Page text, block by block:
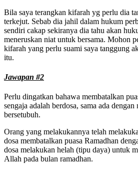
Bila saya terangkan kifarah yg perlu dia
terkejut. Sebab dia jahil dalam hukum
sendiri cakap sekiranya dia tahu akan
meneruskan niat untuk bersama. Mohon
kifarah yang perlu suami saya tanggung
itu.
Jawapan #2
Perlu dingatkan bahawa membatalkan
sengaja adalah berdosa, sama ada
bersetubuh.
Orang yang melakukannya telah
dosa membatalkan puasa Ramadhan
dosa melakukan helah (tipu daya) untuk
Allah pada bulan ramadhan.